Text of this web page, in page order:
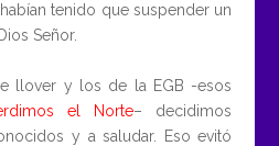
tenido que suspender un
Señor.
llover y los de la EGB -esos
el Norte– decidimos
y a saludar. Eso evitó